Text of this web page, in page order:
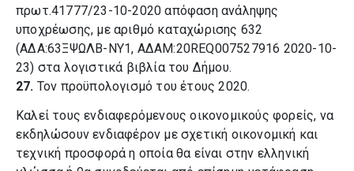
πρωτ.41777/23-10-2020 απόφαση ανάληψης
υποχρέωσης, με αριθμό καταχώρισης 632
(ΑΔΑ:63ΞΨΩΛΒ-ΝΥ1, ΑΔΑΜ:20REQ007527916 2020-10-
23) στα λογιστικά βιβλία του Δήμου.
27. Τον προϋπολογισμό του έτους 2020.
Καλεί τους ενδιαφερόμενους οικονομικούς φορείς, να
εκδηλώσουν ενδιαφέρον με σχετική οικονομική και
τεχνική προσφορά η οποία θα είναι στην ελληνική